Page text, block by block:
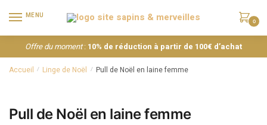
MENU
0
Offre du moment: 10% de réduction à partir de 100€ d’achat
Accueil / Linge de Noël / Pull de Noël en laine femme
Pull de Noël en laine femme